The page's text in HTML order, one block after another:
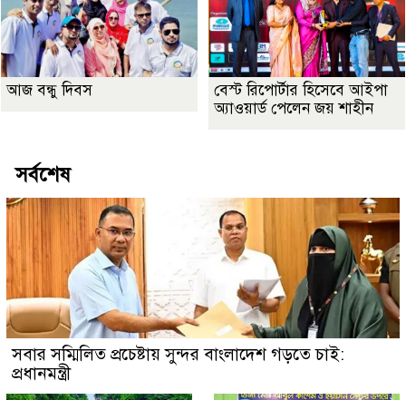
আজ বন্ধু দিবস
বেস্ট রিপোর্টার হিসেবে আইপা
অ্যাওয়ার্ড পেলেন জয় শাহীন
সর্বশেষ
সবার সম্মিলিত প্রচেষ্টায় সুন্দর বাংলাদেশ গড়তে চাই:
প্রধানমন্ত্রী